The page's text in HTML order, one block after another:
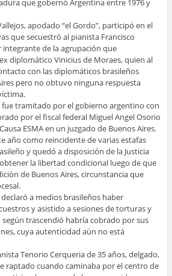
que gobernó Argentina entre 1976 y
apodado “el Gordo”, participó en el
que secuestró al pianista Francisco
integrante de la agrupación que
diplomático Vinicius de Moraes, quien al
con las diplomáticos brasileños
pero no obtuvo ninguna respuesta
tramitado por el gobierno argentino con
por el fiscal federal Miguel Angel Osorio
ESMA en un juzgado de Buenos Aires.
año como reincidente de varias estafas
y quedó a disposición de la Justicia
la libertad condicional luego de que
de Buenos Aires, circunstancia que
declaró a medios brasileños haber
y asistido a sesiones de torturas y
según trascendió habría cobrado por sus
cuya autenticidad aún no está
Tenorio Cerqueria de 35 años, delgado,
raptado cuando caminaba por el centro de